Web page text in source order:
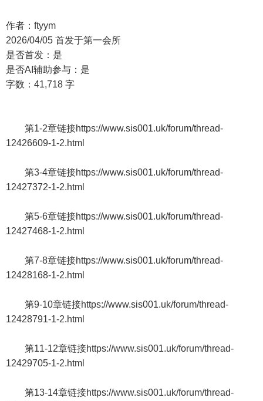
作者：ftyym
2026/04/05 首发于第一会所
是否首发：是
是否AI辅助参与：是
字数：41,718 字
第1-2章链接https://www.sis001.uk/forum/thread-
12426609-1-2.html
第3-4章链接https://www.sis001.uk/forum/thread-
12427372-1-2.html
第5-6章链接https://www.sis001.uk/forum/thread-
12427468-1-2.html
第7-8章链接https://www.sis001.uk/forum/thread-
12428168-1-2.html
第9-10章链接https://www.sis001.uk/forum/thread-
12428791-1-2.html
第11-12章链接https://www.sis001.uk/forum/thread-
12429705-1-2.html
第13-14章链接https://www.sis001.uk/forum/thread-